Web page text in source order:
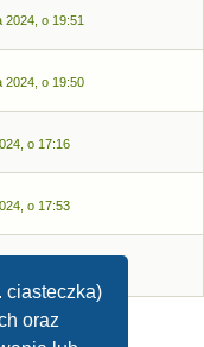
ciasteczka)
oraz
2024, o 19:51
2024, o 19:50
o 17:16
o 17:53